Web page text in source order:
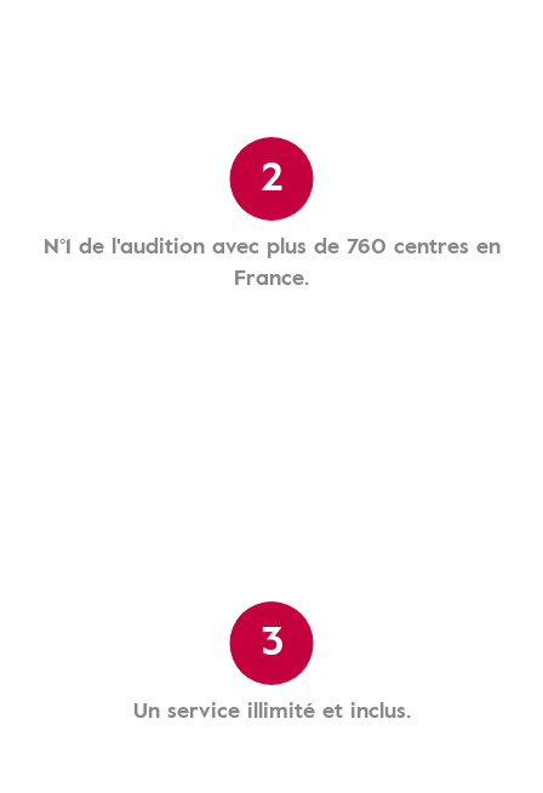
2
N°1 de l'audition avec plus de 760 centres en
France.
3
Un service illimité et inclus.